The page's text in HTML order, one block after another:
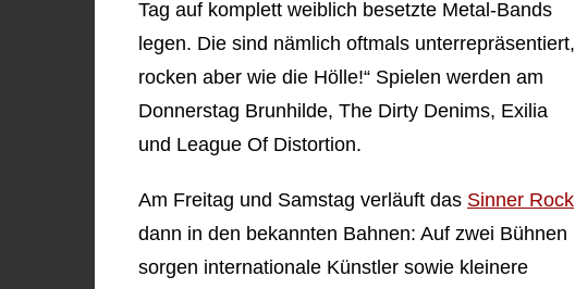
Tag auf komplett weiblich besetzte Metal-Bands
legen. Die sind nämlich oftmals unterrepräsentiert,
rocken aber wie die Hölle!“ Spielen werden am
Donnerstag Brunhilde, The Dirty Denims, Exilia
und League Of Distortion.
Am Freitag und Samstag verläuft das Sinner Rock
dann in den bekannten Bahnen: Auf zwei Bühnen
sorgen internationale Künstler sowie kleinere